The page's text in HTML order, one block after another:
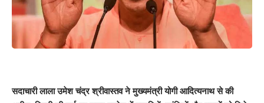
सदाचारी लाला उमेश चंद्र श्रीवास्तव ने मुख्यमंत्री योगी आदित्यनाथ से की